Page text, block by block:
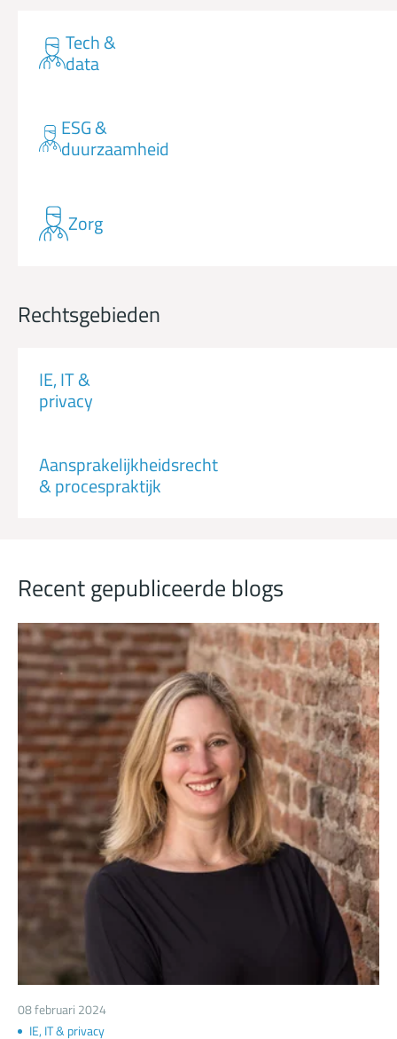
Tech &
data
ESG &
duurzaamheid
Zorg
Rechtsgebieden
IE, IT &
privacy
Aansprakelijkheidsrecht
& procespraktijk
Recent gepubliceerde blogs
08 februari 2024
IE, IT & privacy